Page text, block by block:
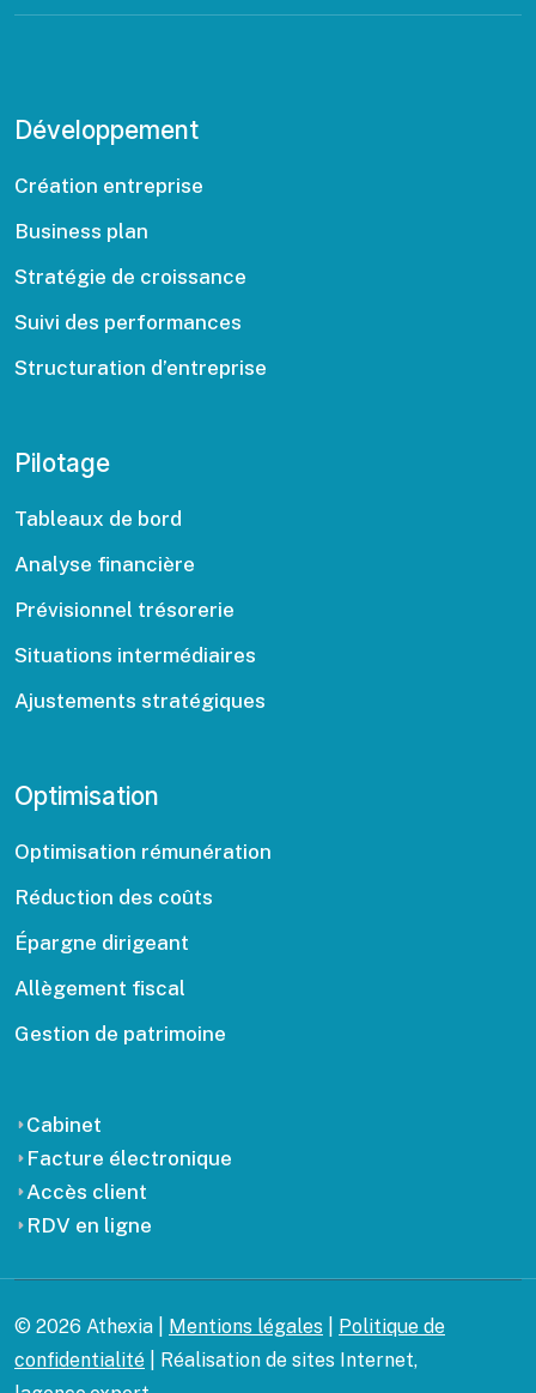
Développement
Création entreprise
Business plan
Stratégie de croissance
Suivi des performances
Structuration d’entreprise
Pilotage
Tableaux de bord
Analyse financière
Prévisionnel trésorerie
Situations intermédiaires
Ajustements stratégiques
Optimisation
Optimisation rémunération
Réduction des coûts
Épargne dirigeant
Allègement fiscal
Gestion de patrimoine
Cabinet
Facture électronique
Accès client
RDV en ligne
© 2026 Athexia | Mentions légales
Politique de
confidentialité | Réalisation de sites Internet,